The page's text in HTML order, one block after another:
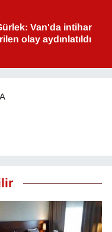
Van'da intihar
olay aydınlatıldı